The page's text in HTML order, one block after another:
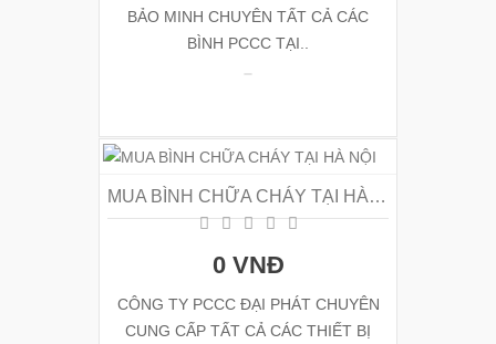
BẢO MINH CHUYÊN TẤT CẢ CÁC
BÌNH PCCC TẠI..
MUA BÌNH CHỮA CHÁY TẠI HÀ NỘI
0 VNĐ
CÔNG TY PCCC ĐẠI PHÁT CHUYÊN
CUNG CẤP TẤT CẢ CÁC THIẾT BỊ